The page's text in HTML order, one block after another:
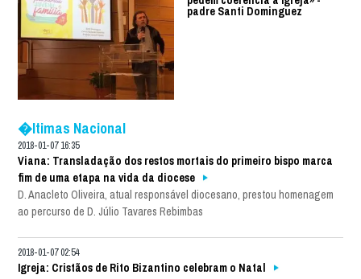
padre Santi Dominguez
�ltimas Nacional
2018-01-07 16:35
Viana: Transladação dos restos mortais do primeiro bispo marca
fim de uma etapa na vida da diocese
D. Anacleto Oliveira, atual responsável diocesano, prestou homenagem
ao percurso de D. Júlio Tavares Rebimbas
2018-01-07 02:54
Igreja: Cristãos de Rito Bizantino celebram o Natal